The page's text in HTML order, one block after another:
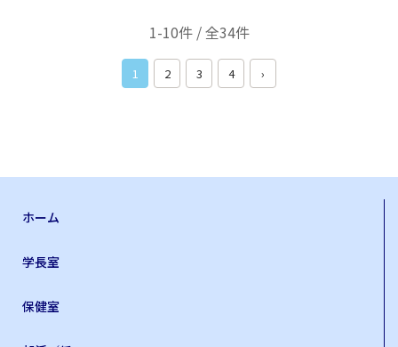
1-10件 / 全34件
1 2 3 4 ›
ホーム
学長室
保健室